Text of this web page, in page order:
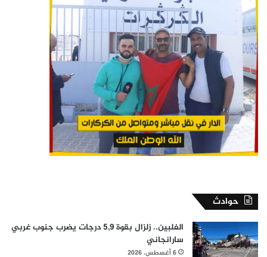
حوادث
الفلبين.. زلزال بقوة 5,9 درجات يضرب جنوب غربي
سارانجاني
6 أغسطس، 2026